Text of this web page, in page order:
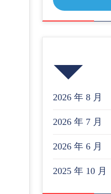
2026 年 8 月
2026 年 7 月
2026 年 6 月
2025 年 10 月